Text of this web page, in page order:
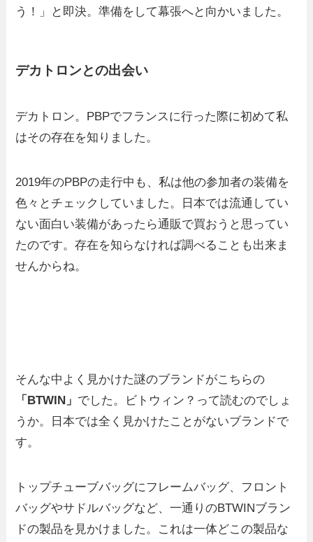
う！」と即決。準備をして幕張へと向かいました。
デカトロンとの出会い
デカトロン。PBPでフランスに行った際に初めて私
はその存在を知りました。
2019年のPBPの走行中も、私は他の参加者の装備を
色々とチェックしていました。日本では流通してい
ない面白い装備があったら通販で買おうと思ってい
たのです。存在を知らなければ調べることも出来ま
せんからね。
そんな中よく見かけた謎のブランドがこちらの
「BTWIN」 でした。ビトウィン？って読むのでしょ
うか。日本では全く見かけたことがないブランドで
す。
トップチューブバッグにフレームバッグ、フロント
バッグやサドルバッグなど、一通りのBTWINブラン
ドの製品を見かけました。これは一体どこの製品な